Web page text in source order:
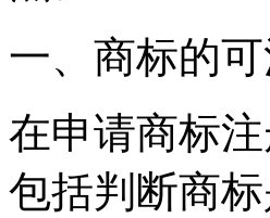
一、商标的
在申请商标
包括判断商